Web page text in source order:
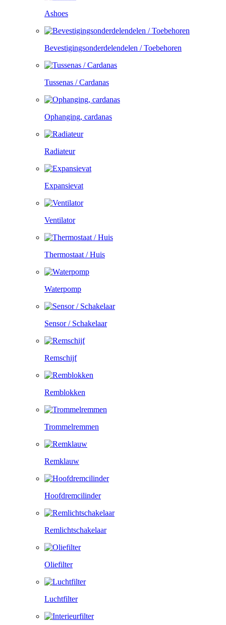
Ashoes
Bevestigingsonderdelendelen / Toebehoren
Tussenas / Cardanas
Ophanging, cardanas
Radiateur
Expansievat
Ventilator
Thermostaat / Huis
Waterpomp
Sensor / Schakelaar
Remschijf
Remblokken
Trommelremmen
Remklauw
Hoofdremcilinder
Remlichtschakelaar
Oliefilter
Luchtfilter